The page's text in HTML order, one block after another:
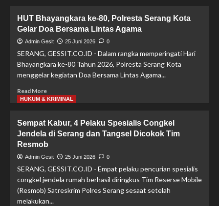
ke-
80
Serang
Kota
dan
Polda
Amankan
Aksi
rasa
Aliansi
Plus
HUT Bhayangkara ke-80, Polresta Serang Kota
Gelar Doa Bersama Lintas Agama
Admin Gesit 25 Juni 2026 0
SERANG, GESSIT.CO.ID - Dalam rangka memperingati Hari
Bhayangkara ke-80 Tahun 2026, Polresta Serang Kota
menggelar kegiatan Doa Bersama Lintas Agama...
Read MoreRead
more
Bhayangkara
ke-
80,
Polresta
Kota
Gelar
Doa
Bersama
HUKUM & KRIMINAL
Sempat Kabur, 4 Pelaku Spesialis Congkel
Jendela di Serang dan Tangsel Dicokok Tim
Resmob
Admin Gesit 25 Juni 2026 0
SERANG, GESSIT.CO.ID - Empat pelaku pencurian spesialis
congkel jendela rumah berhasil diringkus Tim Reserse Mobile
(Resmob) Satreskrim Polres Serang sesaat setelah
melakukan...